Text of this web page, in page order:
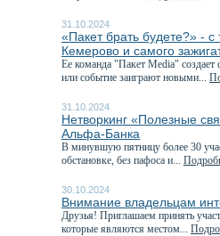
31.10.2024
«Пакет брать будете?» -
Кемерово и самого
Ее команда "Пакет Media"
или событие заиграют новыми...
31.10.2024
Нетворкинг «Полезные
Альфа-Банка
В минувшую пятницу более 30
обстановке, без пафоса и...
30.10.2024
Внимание владельцам
Друзья! Приглашаем принять
которые являются местом...